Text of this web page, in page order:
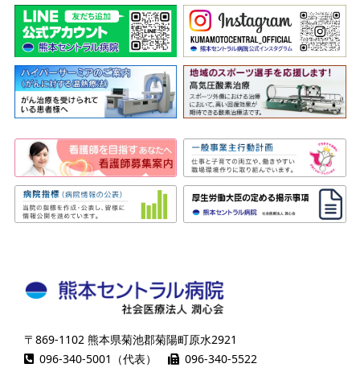
〒869-1102 熊本県菊池郡菊陽町原水2921
096-340-5001（代表）
096-340-5522